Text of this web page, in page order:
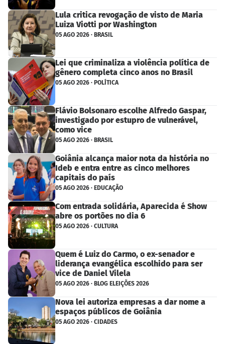
Lula critica revogação de visto de Maria
Luiza Viotti por Washington
05 AGO 2026 · BRASIL
Lei que criminaliza a violência política de
gênero completa cinco anos no Brasil
05 AGO 2026 · POLÍTICA
Flávio Bolsonaro escolhe Alfredo Gaspar,
investigado por estupro de vulnerável,
como vice
05 AGO 2026 · BRASIL
Goiânia alcança maior nota da história no
Ideb e entra entre as cinco melhores
capitais do país
05 AGO 2026 · EDUCAÇÃO
Com entrada solidária, Aparecida é Show
abre os portões no dia 6
05 AGO 2026 · CULTURA
Quem é Luiz do Carmo, o ex-senador e
liderança evangélica escolhido para ser
vice de Daniel Vilela
05 AGO 2026 · BLOG ELEIÇÕES 2026
Nova lei autoriza empresas a dar nome a
espaços públicos de Goiânia
05 AGO 2026 · CIDADES